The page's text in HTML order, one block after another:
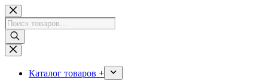
Перейти
к
сути
Поиск
товаров
Каталог товаров +